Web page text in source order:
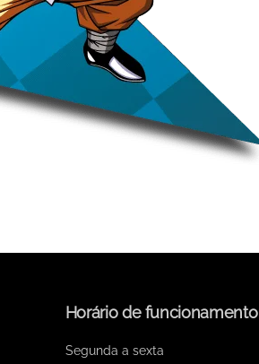
Horário de funcionamento
Segunda a sexta